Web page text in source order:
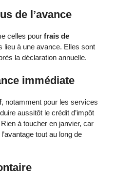
de l’avance
celles pour frais de
lieu à une avance. Elles sont
la déclaration annuelle.
immédiate
, notamment pour les services
aussitôt le crédit d’impôt
à toucher en janvier, car
tout au long de